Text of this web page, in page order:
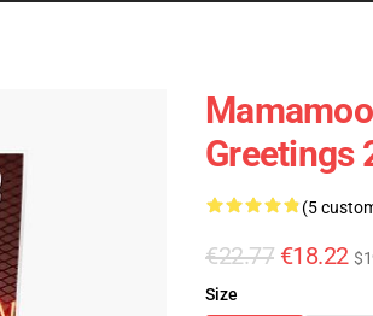
Greetings
(5
€22.77 €18.22
Size